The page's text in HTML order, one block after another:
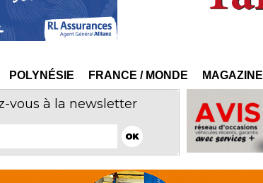
POLYNÉSIE FRANCE / MONDE MAGAZINE
vous à la newsletter